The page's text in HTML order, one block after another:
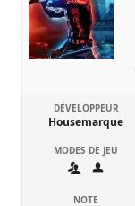
DÉVELOPPEUR
Housemarque
MODES DE JEU
NOTE